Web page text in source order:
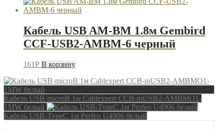
Кабель USB AM-BM 1.8м Gembird
CCF-USB2-AMBM-6 черный
161P В корзину
Кабель USB-microB 1м Cablexpert CCB-mUSB2-AMBMO1-
1MW белый
Кабель USB-TypeC 1м Perfeo U4906 белый